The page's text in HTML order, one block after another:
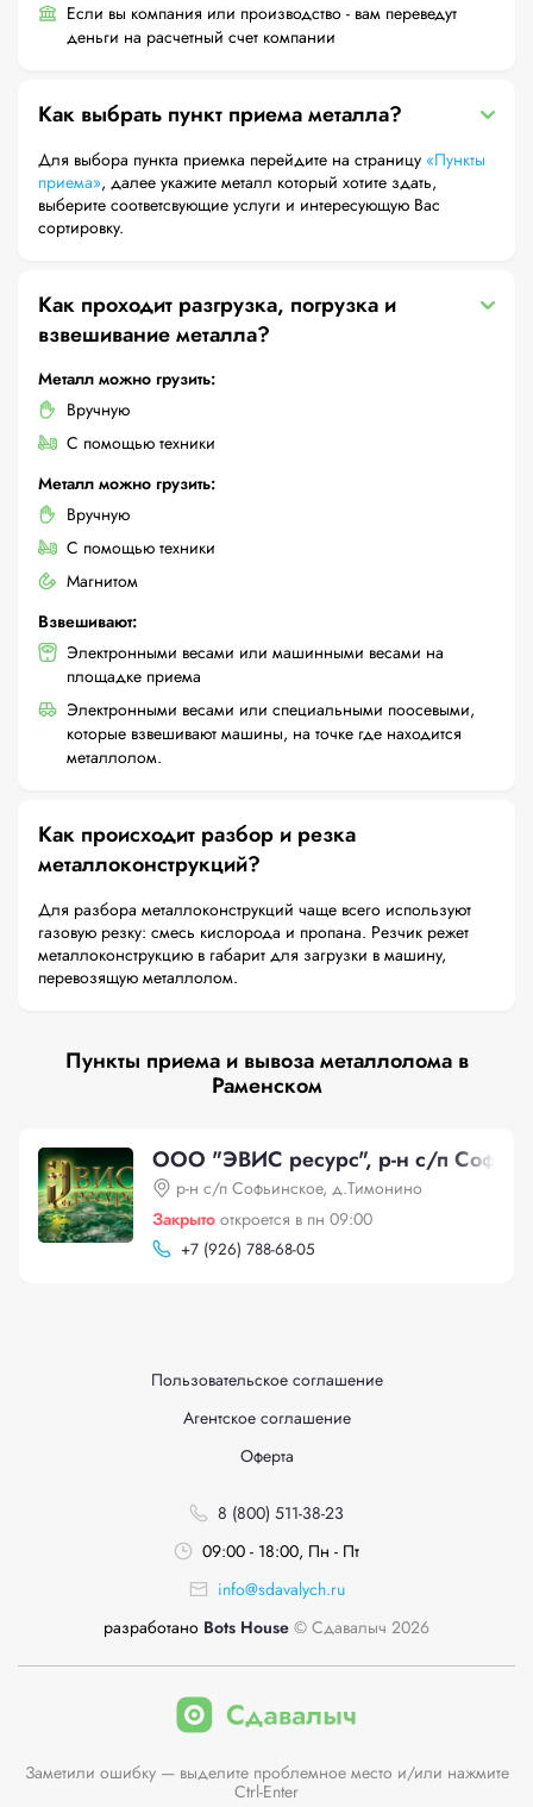
Если вы компания или производство - вам переведут
деньги на расчетный счет компании
Как выбрать пункт приема металла?
Для выбора пункта приемка перейдите на страницу «Пункты
приема», далее укажите металл который хотите здать,
выберите соответсвующие услуги и интересующую Вас
сортировку.
Как проходит разгрузка, погрузка и
взвешивание металла?
Металл можно грузить:
Вручную
С помощью техники
Металл можно грузить:
Вручную
С помощью техники
Магнитом
Взвешивают:
Электронными весами или машинными весами на
площадке приема
Электронными весами или специальными поосевыми,
которые взвешивают машины, на точке где находится
металлолом.
Как происходит разбор и резка
металлоконструкций?
Для разбора металлоконструкций чаще всего используют
газовую резку: смесь кислорода и пропана. Резчик режет
металлоконструкцию в габарит для загрузки в машину,
перевозящую металлолом.
Пункты приема и вывоза металлолома в
Раменском
ООО "ЭВИС ресурс", р-н с/п
р-н с/п Софьинское, д.Тимонино
Закрыто откроется в пн 09:00
+7 (926) 788-68-05
Пользовательское соглашение
Агентское соглашение
Оферта
8 (800) 511-38-23
09:00 - 18:00, Пн - Пт
info@sdavalych.ru
разработано Bots House © Сдавалыч 2026
Заметили ошибку — выделите проблемное место и/или нажмите
Ctrl-Enter